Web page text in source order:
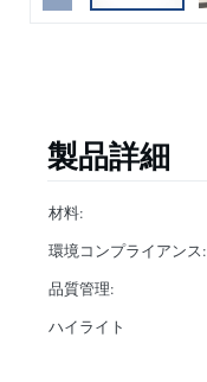
製品詳細
材料:
環境コンプライアンス:
品質管理:
ハイライト